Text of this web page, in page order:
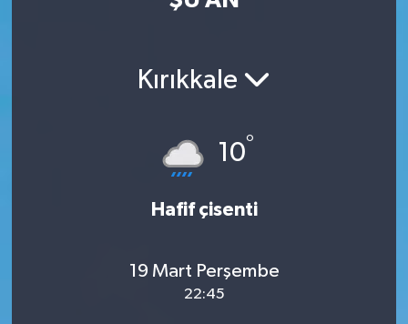
Kırıkkale
10°
Hafif çisenti
19 Mart Perşembe
22:45